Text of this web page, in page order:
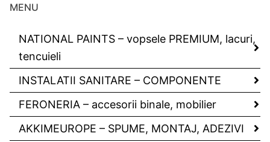
MENU
NATIONAL PAINTS – vopsele PREMIUM, lacuri,
tencuieli
INSTALATII SANITARE – COMPONENTE
FERONERIA – accesorii binale, mobilier
AKKIMEUROPE – SPUME, MONTAJ, ADEZIVI